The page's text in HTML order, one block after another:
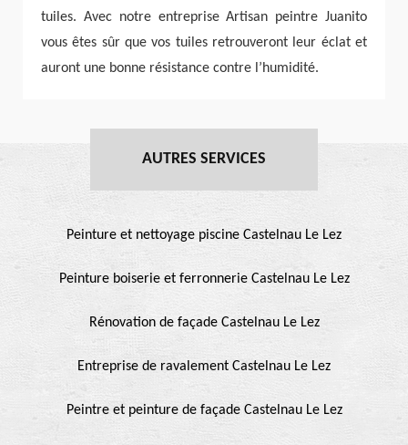
tuiles. Avec notre entreprise Artisan peintre Juanito
vous êtes sûr que vos tuiles retrouveront leur éclat et
auront une bonne résistance contre l’humidité.
AUTRES SERVICES
Peinture et nettoyage piscine Castelnau Le Lez
Peinture boiserie et ferronnerie Castelnau Le Lez
Rénovation de façade Castelnau Le Lez
Entreprise de ravalement Castelnau Le Lez
Peintre et peinture de façade Castelnau Le Lez